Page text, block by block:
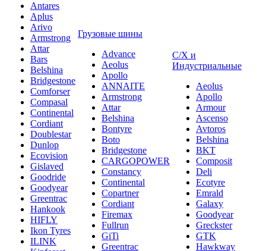
Antares
Aplus
Arivo
Armstrong
Attar
Bars
Belshina
Bridgestone
Comforser
Compasal
Continental
Cordiant
Doublestar
Dunlop
Ecovision
Gislaved
Goodride
Goodyear
Greentrac
Hankook
HIFLY
Ikon Tyres
ILINK
Грузовые шины
Advance
Aeolus
Apollo
ANNAITE
Armstrong
Attar
Belshina
Bontyre
Boto
Bridgestone
CARGOPOWER
Constancy
Continental
Copartner
Cordiant
Firemax
Fullrun
GiTi
Greentrac
С/Х и
Индустриальные
Aeolus
Apollo
Armour
Ascenso
Avtoros
Belshina
BKT
Composit
Deli
Ecotyre
Emrald
Galaxy
Goodyear
Greckster
GTK
Hawkway